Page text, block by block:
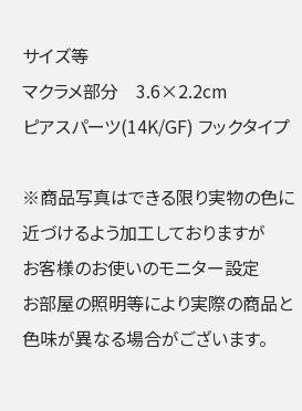
サイズ等
マクラメ部分 3.6×2.2cm
ピアスパーツ(14K/GF) フックタイプ
※商品写真はできる限り実物の色に
近づけるよう加工しておりますが
お客様のお使いのモニター設定
お部屋の照明等により実際の商品と
色味が異なる場合がございます。